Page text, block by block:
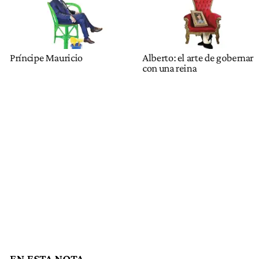
Príncipe Mauricio
Alberto: el arte de gobernar
con una reina